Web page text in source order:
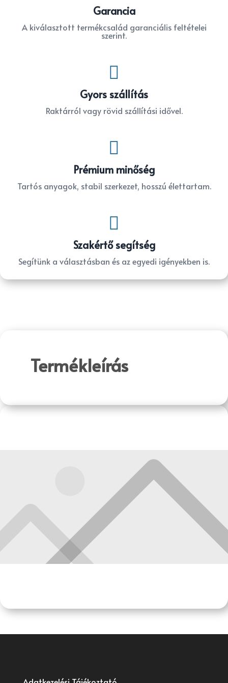
Garancia
A kiválasztott termékcsalád garanciális feltételei
szerint.

Gyors szállítás
Raktárról vagy rövid szállítási idővel.

Prémium minőség
Tartós anyagok, stabil szerkezet, hosszú élettartam.

Szakértő segítség
Segítünk a választásban és az egyedi igényekben is.
Termékleírás